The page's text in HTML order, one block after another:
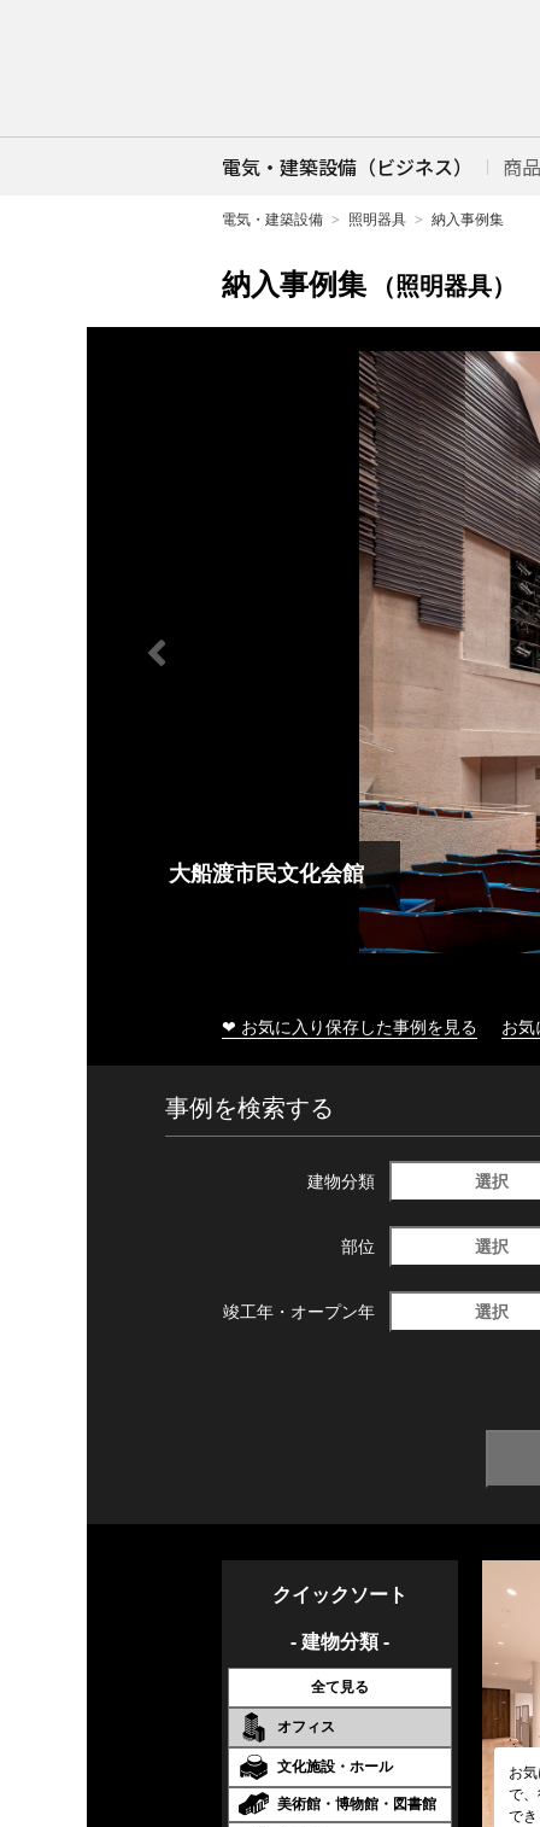
電気・建築設備（ビジネス） 商
電気・建築設備 照明器具 納入事例集
納入事例集 （照明器具）
大船渡市民文化会館
❤ お気に入り保存した事例を見る お
事例を検索する
建物分類 選択
部位 選択
竣工年・ オープン年 選択
クイックソート
- 建物分類 -
全て見る
オフィス
文化施設・ホール
美術館・博物館・図書館
お
で
で